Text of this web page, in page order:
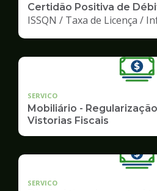
Certidão Positiva de
ISSQN / Taxa de Licença /
SERVICO
Mobiliário -
Vistorias Fiscais
SERVICO